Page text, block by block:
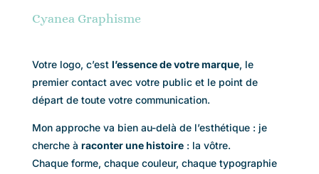
Cyanea Graphisme
Votre logo, c’est l’essence de votre marque, le
premier contact avec votre public et le point de
départ de toute votre communication.
Mon approche va bien au-delà de l’esthétique : je
cherche à raconter une histoire: la vôtre.
Chaque forme, chaque couleur, chaque typographie